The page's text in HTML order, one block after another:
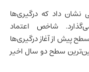
داد که درگیری‌ها
شاخص اعتماد
پیش از آغاز درگیری‌ها
سطح دو سال اخیر